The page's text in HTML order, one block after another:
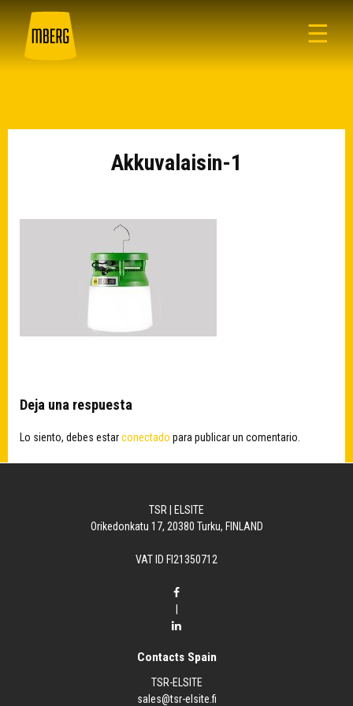
☰
Akkuvalaisin-1
Deja una respuesta
Lo siento, debes estarconectado para publicar un comentario.
TSR | ELSITE
Orikedonkatu 17, 20380 Turku, FINLAND
VAT ID FI21350712
Contacts Spain
TSR-ELSITE
sales@tsr-elsite.fi